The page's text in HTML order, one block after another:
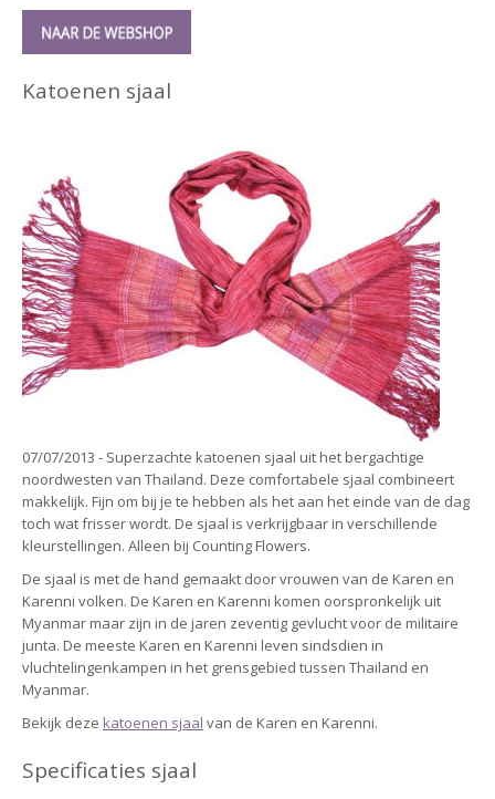
Katoenen sjaal
07/07/2013 - Superzachte katoenen sjaal uit het bergachtige
noordwesten van Thailand. Deze comfortabele sjaal combineert
makkelijk. Fijn om bij je te hebben als het aan het einde van de dag
toch wat frisser wordt. De sjaal is verkrijgbaar in verschillende
kleurstellingen. Alleen bij Counting Flowers.
De sjaal is met de hand gemaakt door vrouwen van de Karen en
Karenni volken. De Karen en Karenni komen oorspronkelijk uit
Myanmar maar zijn in de jaren zeventig gevlucht voor de militaire
junta. De meeste Karen en Karenni leven sindsdien in
vluchtelingenkampen in het grensgebied tussen Thailand en
Myanmar.
Bekijk deze katoenen sjaal van de Karen en Karenni.
Specificaties sjaal